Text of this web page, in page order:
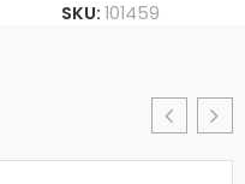
SKU: 101459